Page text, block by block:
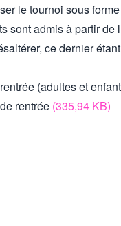
le tournoi sous
sont admis à partir de
ce dernier
(adultes et
rentrée (335,94 KB)